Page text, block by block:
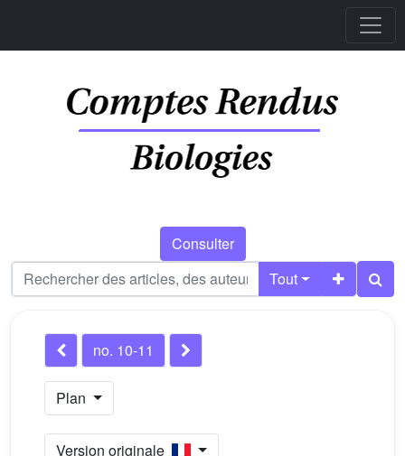
Consulter
Tout
no. 10-11
Plan
Version originale